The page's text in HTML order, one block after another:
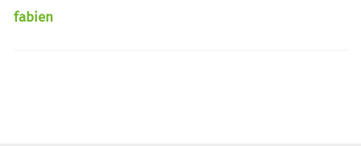
fabien